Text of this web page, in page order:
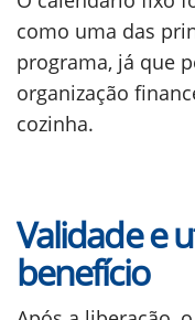
como uma das
programa, já que
organização
cozinha.
Validade e
benefício